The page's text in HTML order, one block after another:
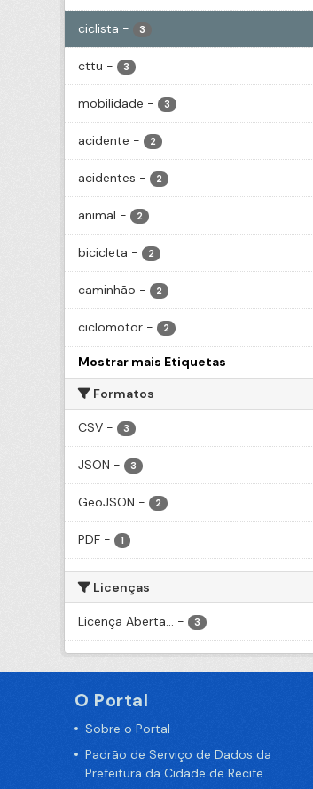
ciclista - 3
cttu - 3
mobilidade - 3
acidente - 2
acidentes - 2
animal - 2
bicicleta - 2
caminhão - 2
ciclomotor - 2
Mostrar mais Etiquetas
Formatos
CSV - 3
JSON - 3
GeoJSON - 2
PDF - 1
Licenças
Licença Aberta... - 3
O Portal
Sobre o Portal
Padrão de Serviço de Dados da
Prefeitura da Cidade de Recife